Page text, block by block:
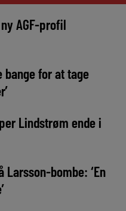
AGF-profil
bange for at tage
Lindstrøm ende i
Larsson-bombe: ‘En